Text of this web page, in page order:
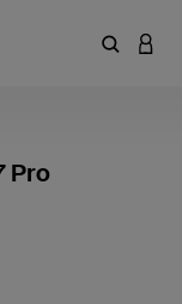
キーワアカ
Pro